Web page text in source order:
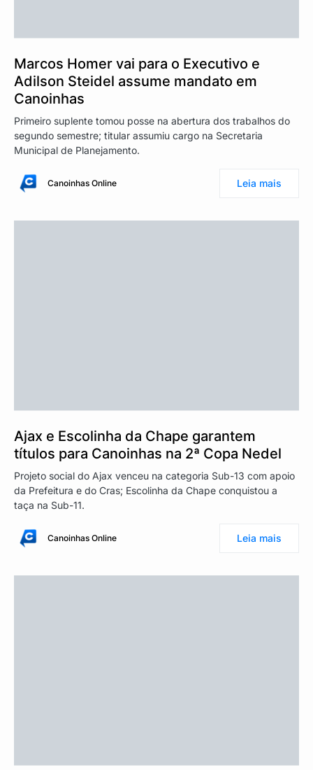
Marcos Homer vai para o Executivo e
Adilson Steidel assume mandato em
Canoinhas
Primeiro suplente tomou posse na abertura dos trabalhos do
segundo semestre; titular assumiu cargo na Secretaria
Municipal de Planejamento.
Canoinhas Online Leia mais
Ajax e Escolinha da Chape garantem
títulos para Canoinhas na 2ª Copa Nedel
Projeto social do Ajax venceu na categoria Sub-13 com apoio
da Prefeitura e do Cras; Escolinha da Chape conquistou a
taça na Sub-11.
Canoinhas Online Leia mais